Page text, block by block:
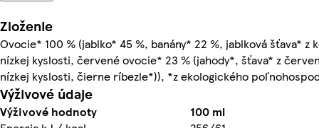
Zloženie
Ovocie* 100 % (jablko* 45 %, banány* 22 %, jablková šťava* z
nízkej kyslosti, červené ovocie* 23 % (jahody*, šťava* z
nízkej kyslosti, čierne ríbezle*)), *z ekologického
Výživové údaje
Výživové hodnoty
100 ml